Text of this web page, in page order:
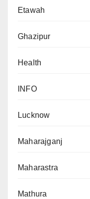
Etawah
Ghazipur
Health
INFO
Lucknow
Maharajganj
Maharastra
Mathura